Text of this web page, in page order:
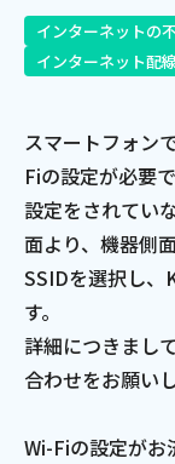
おトクな
インターネットの
インターネット配線
スマートフォン
Fiの設定が必要で
設定をされてい
面より、機器側
SSIDを選択し、
す。
詳細につきまし
合わせをお願いし
Wi-Fiの設定がお